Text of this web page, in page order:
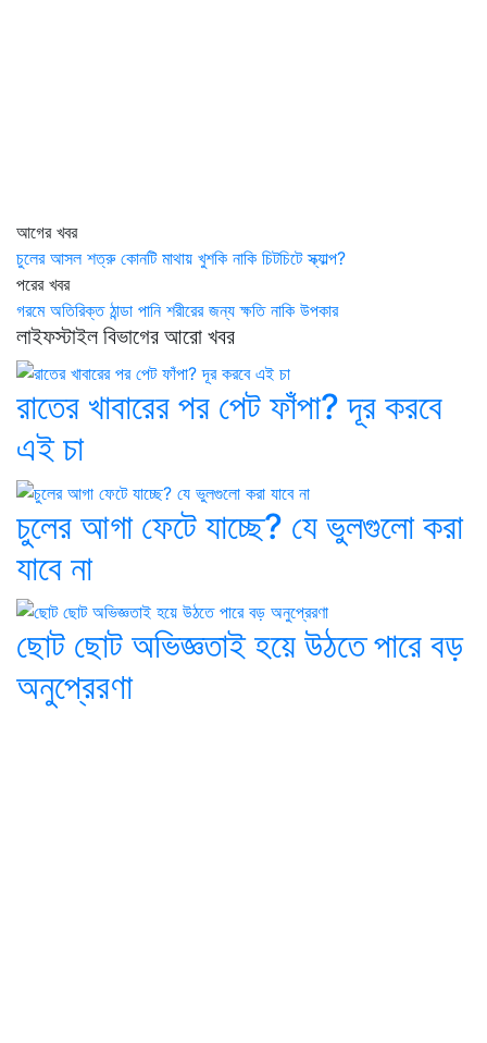
আগের খবর
চুলের আসল শত্রু কোনটি মাথায় খুশকি নাকি চিটচিটে স্ক্যাল্প?
পরের খবর
গরমে অতিরিক্ত ঠান্ডা পানি শরীরের জন্য ক্ষতি নাকি উপকার
লাইফস্টাইল বিভাগের আরো খবর
রাতের খাবারের পর পেট ফাঁপা? দূর করবে
এই চা
চুলের আগা ফেটে যাচ্ছে? যে ভুলগুলো করা
যাবে না
ছোট ছোট অভিজ্ঞতাই হয়ে উঠতে পারে বড়
অনুপ্রেরণা